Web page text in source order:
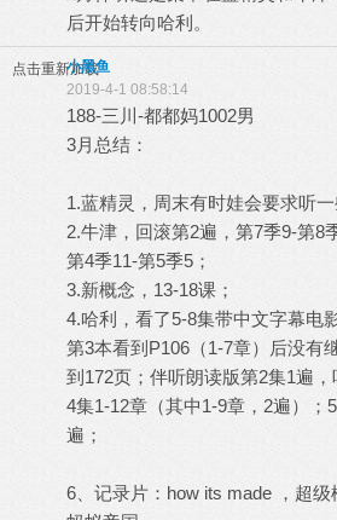
后开始转向哈利。
点击重新加载
小黑鱼
2019-4-1 08:58:14
188-三川-都都妈1002男
3月总结：
1.蓝精灵，周末有时娃会要求听
2.牛津，回滚第2遍，第7季9-第8
第4季11-第5季5；
3.新概念，13-18课；
4.哈利，看了5-8集带中文字幕电
第3本看到P106（1-7章）后没有
到172页；伴听朗读版第2集1遍
4集1-12章（其中1-9章，2遍）；
遍；
6、记录片：how its made ，超级